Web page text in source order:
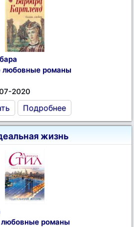
любовные романы
2020
Подробнее
жизнь
романы